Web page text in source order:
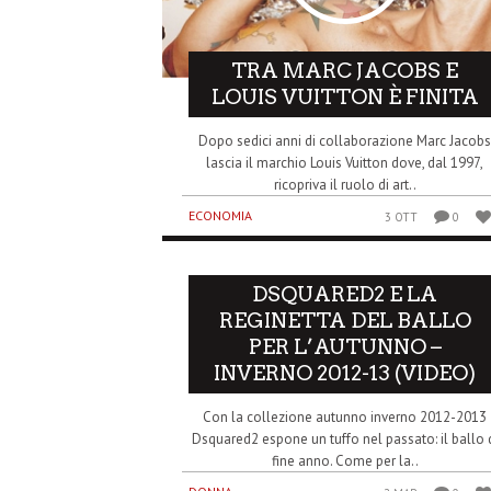
TRA MARC JACOBS E
LOUIS VUITTON È FINITA
Dopo sedici anni di collaborazione Marc Jacobs
lascia il marchio Louis Vuitton dove, dal 1997,
ricopriva il ruolo di art..
ECONOMIA 3 OTT 0
DSQUARED2 E LA
REGINETTA DEL BALLO
PER L’AUTUNNO –
INVERNO 2012-13 (VIDEO)
Con la collezione autunno inverno 2012-2013
Dsquared2 espone un tuffo nel passato: il ballo
fine anno. Come per la..